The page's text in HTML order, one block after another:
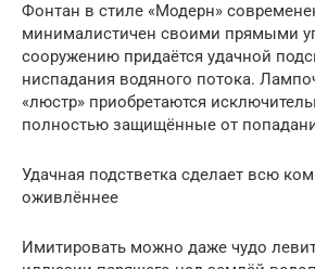
Фонтан в стиле «Модерн»
минималистичен своими прямыми
сооружению придаётся удачной
ниспадания водяного потока.
«люстр» приобретаются
полностью защищённые от
Удачная подстветка сделает всю
оживлённее
Имитировать можно даже чудо